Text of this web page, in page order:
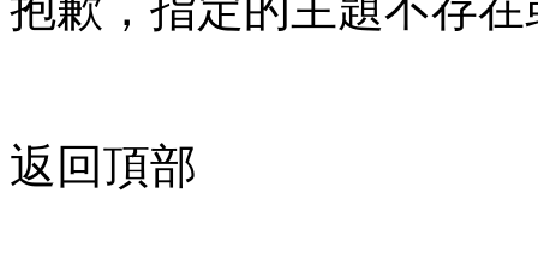
返回頂部